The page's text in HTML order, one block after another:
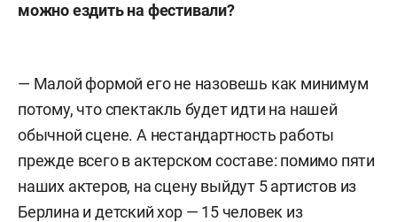
можно ездить на фестивали?
— Малой формой его не назовешь как минимум
потому, что спектакль будет идти на нашей
обычной сцене. А нестандартность работы
прежде всего в актерском составе: помимо пяти
наших актеров, на сцену выйдут 5 артистов из
Берлина и детский хор — 15 человек из